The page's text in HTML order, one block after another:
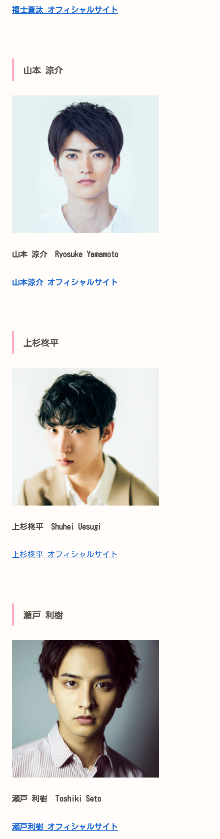
福士蒼汰 オフィシャルサイト
山本 涼介
山本 涼介 Ryosuke Yamamoto
山本涼介 オフィシャルサイト
上杉柊平
上杉柊平 Shuhei Uesugi
上杉柊平 オフィシャルサイト
瀬戸 利樹
瀬戸 利樹 Toshiki Seto
瀬戸利樹 オフィシャルサイト